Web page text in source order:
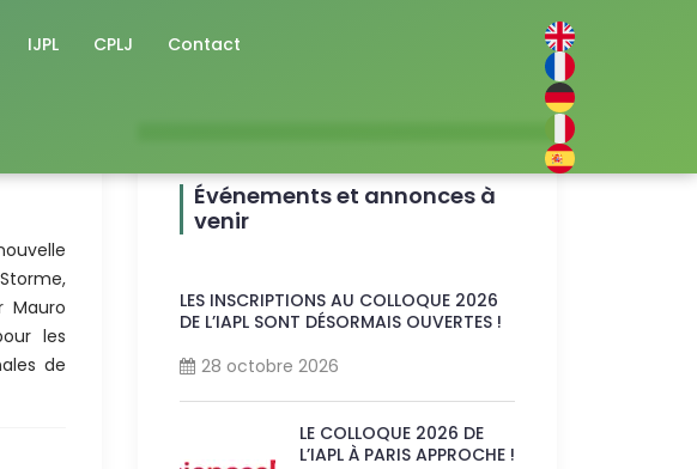
IJPL CPLJ Contact
Mauro
les
de
Événements et annonces à
venir
LES INSCRIPTIONS AU COLLOQUE 2026
DE L’IAPL SONT DÉSORMAIS OUVERTES !
28 octobre 2026
LE COLLOQUE 2026 DE
L’IAPL À PARIS APPROCHE !